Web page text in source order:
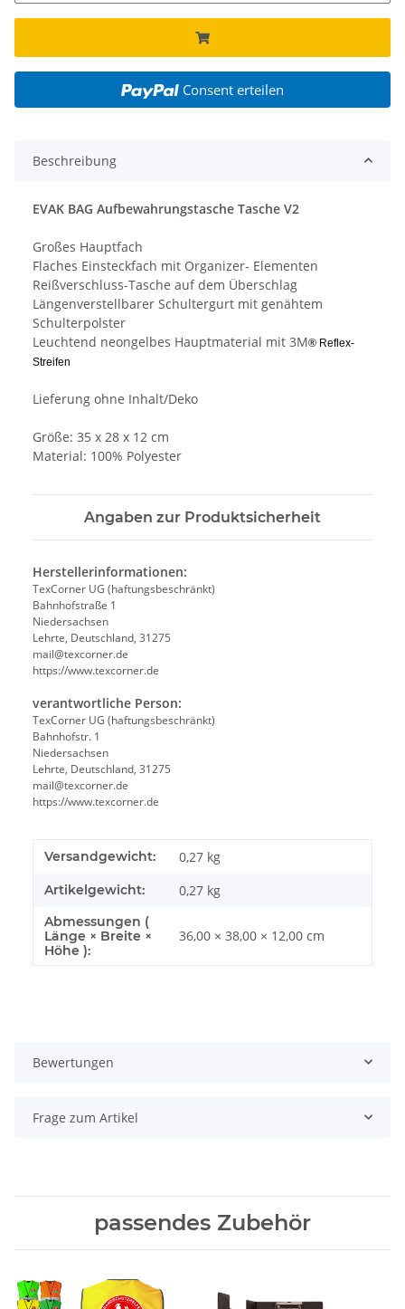
Consent erteilen
Beschreibung
EVAK BAG Aufbewahrungstasche Tasche V2
Großes Hauptfach
Flaches Einsteckfach mit Organizer- Elementen
Reißverschluss-Tasche auf dem Überschlag
Längenverstellbarer Schultergurt mit genähtem
Schulterpolster
Leuchtend neongelbes Hauptmaterial mit 3M® Reflex-
Streifen
Lieferung ohne Inhalt/Deko
Größe: 35 x 28 x 12 cm
Material: 100% Polyester
Angaben zur Produktsicherheit
Herstellerinformationen:
TexCorner UG (haftungsbeschränkt)
Bahnhofstraße 1
Niedersachsen
Lehrte, Deutschland, 31275
mail@texcorner.de
https://www.texcorner.de
verantwortliche Person:
TexCorner UG (haftungsbeschränkt)
Bahnhofstr. 1
Niedersachsen
Lehrte, Deutschland, 31275
mail@texcorner.de
https://www.texcorner.de
Versandgewicht: 0,27 kg
Artikelgewicht: 0,27 kg
Abmessungen (
Länge × Breite ×
Höhe ):
36,00 × 38,00 × 12,00 cm
Bewertungen
Frage zum Artikel
passendes Zubehör